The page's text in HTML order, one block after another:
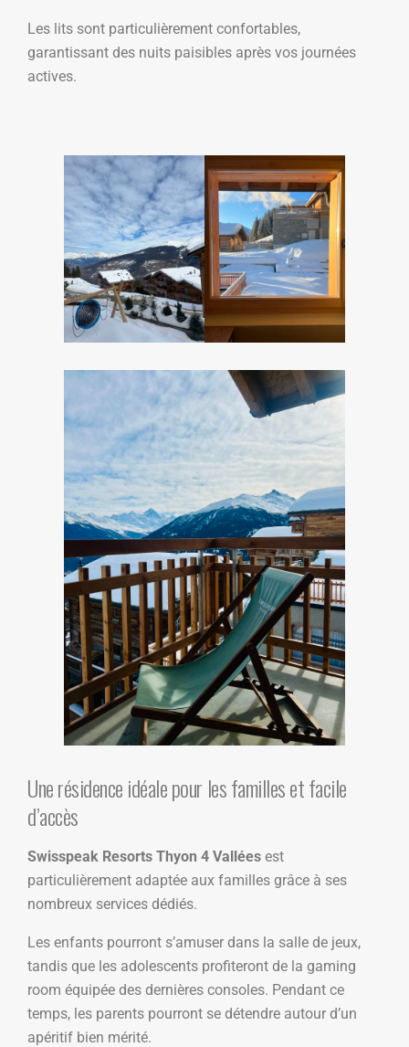
Les lits sont particulièrement confortables,
garantissant des nuits paisibles après vos journées
actives.
Une résidence idéale pour les familles et facile
d’accès
Swisspeak Resorts Thyon 4 Vallées est
particulièrement adaptée aux familles grâce à ses
nombreux services dédiés.
Les enfants pourront s’amuser dans la salle de jeux,
tandis que les adolescents profiteront de la gaming
room équipée des dernières consoles. Pendant ce
temps, les parents pourront se détendre autour d’un
apéritif bien mérité.